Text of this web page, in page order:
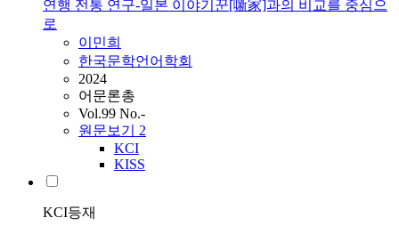
연행 전통 연구-일본 이야기꾼[噺家]과의 비교를 중심으
로
이민희
한국문학언어학회
2024
어문론총
Vol.99 No.-
원문보기 2
KCI
KISS
KCI등재